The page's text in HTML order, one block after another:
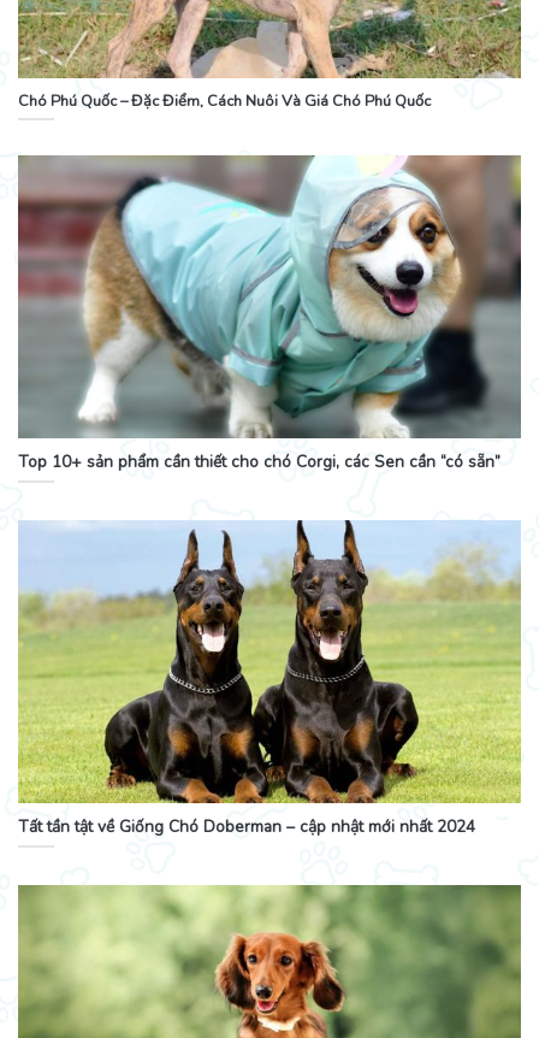
Chó Phú Quốc – Đặc Điểm, Cách Nuôi Và Giá Chó Phú Quốc
Top 10+ sản phẩm cần thiết cho chó Corgi, các Sen cần “có sẵn”
Tất tần tật về Giống Chó Doberman – cập nhật mới nhất 2024